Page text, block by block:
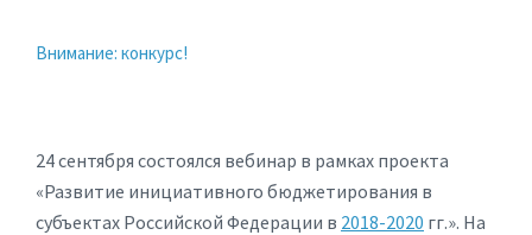
Внимание: конкурс!
24 сентября состоялся вебинар в рамках проекта
«Развитие инициативного бюджетирования в
субъектах Российской Федерации в ‪2018-2020‬ гг.». На